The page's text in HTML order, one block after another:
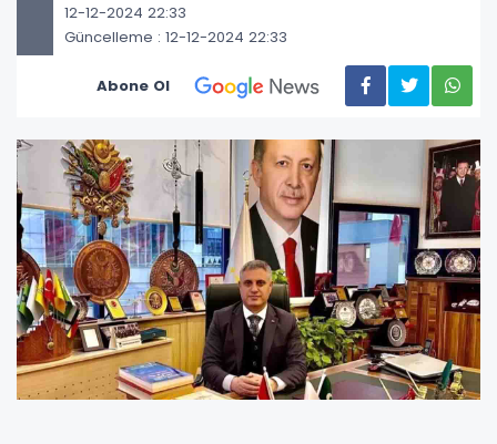
12-12-2024 22:33
Güncelleme : 12-12-2024 22:33
Abone Ol